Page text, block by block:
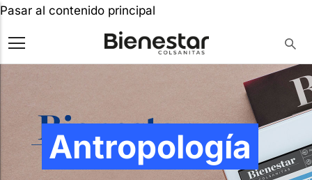
Pasar al contenido principal
Antropología